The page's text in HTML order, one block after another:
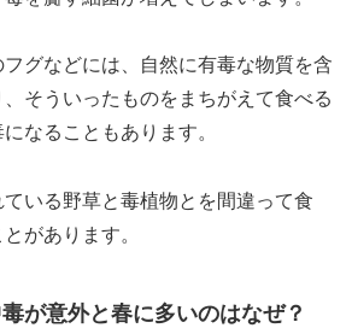
グなどには、自然に有毒な物質を含
そういったものをまちがえて食べる
なることもあります。
いる野草と毒植物とを間違って食
があります。
が意外と春に多いのはなぜ？